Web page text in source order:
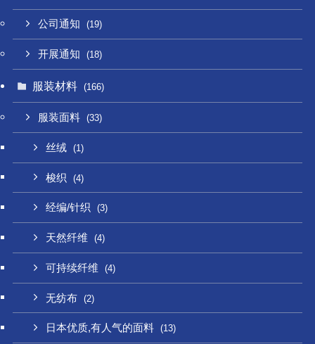
公司通知 (19)
开展通知 (18)
服装材料 (166)
服装面料 (33)
丝绒 (1)
梭织 (4)
经编/针织 (3)
天然纤维 (4)
可持续纤维 (4)
无纺布 (2)
日本优质,有人气的面料 (13)